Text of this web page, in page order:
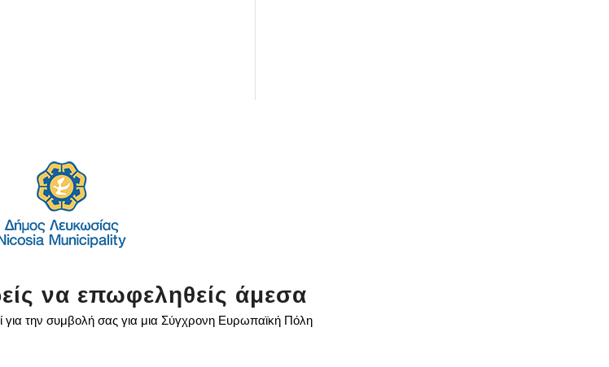
να επωφεληθείς άμεσα
για την συμβολή σας για μια Σύγχρονη Ευρωπαϊκή Πόλη